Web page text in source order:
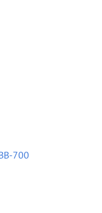
700